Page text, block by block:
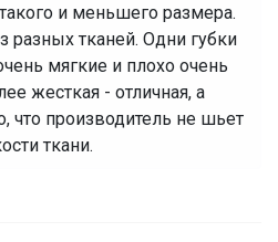
и меньшего размера.
разных тканей. Одни губки
мягкие и плохо очень
жесткая - отличная, а
что производитель не шьет
ткани.